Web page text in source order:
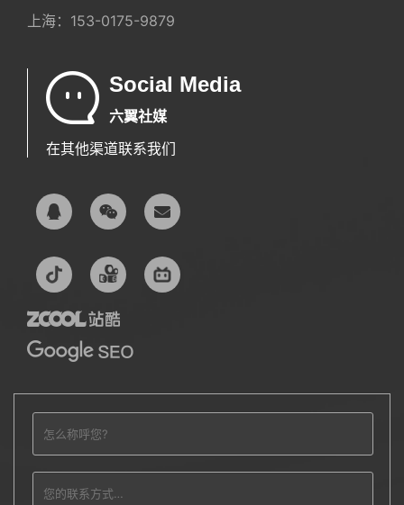
上海： 153-0175-9879
Social Media
六翼社媒
在其他渠道联系我们